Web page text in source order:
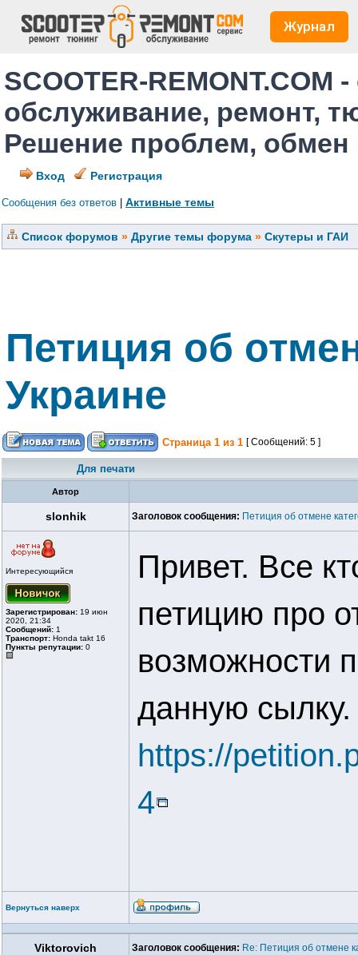
Журнал
SCOOTER-REMONT.COM
обслуживание, ремонт,
Решение проблем,
Вход Регистрация
Сообщения без ответов Активные темы
Список форумов » Другие темы форума » Скутеры и ГАИ
Петиция об
Украине
Страница 1 из 1 [ Сообщений: 5 ]
Для печати
Автор
slonhik Заголовок сообщения: Петиция об отмене
Интересующийся
Зарегистрирован: 19 июн
2020, 21:34
Сообщений: 1
Транспорт: Honda takt 16
Пункты репутации: 0
Привет. Все
петицию про
возможности
данную сылку.
https://
4
Вернуться наверх
Viktorovich Заголовок сообщения: Re: Петиция об отмене